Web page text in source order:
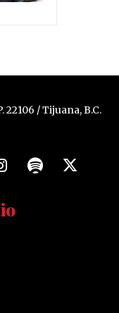
22106 / Tijuana, B.C.